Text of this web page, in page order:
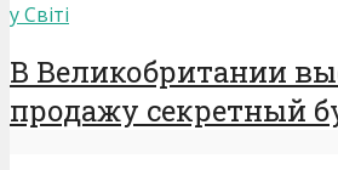
у Світі
В Великобритании
продажу секретный